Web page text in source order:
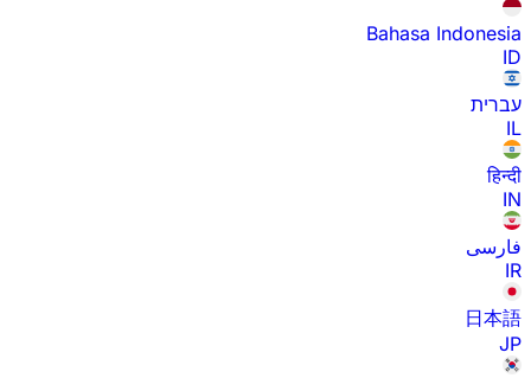
Bahasa Indonesia
ID
עברית
IL
हिन्दी
IN
فارسی
IR
日本語
JP